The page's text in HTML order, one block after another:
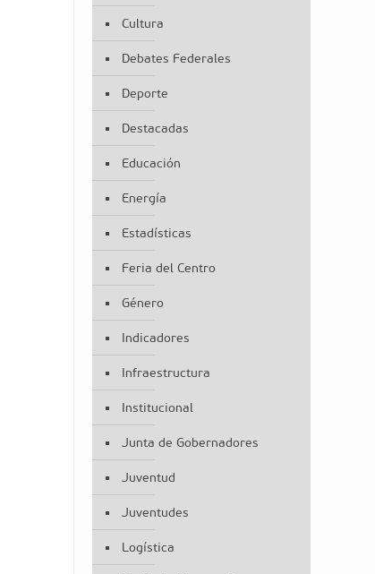
Cultura
Debates Federales
Deporte
Destacadas
Educación
Energía
Estadísticas
Feria del Centro
Género
Indicadores
Infraestructura
Institucional
Junta de Gobernadores
Juventud
Juventudes
Logística